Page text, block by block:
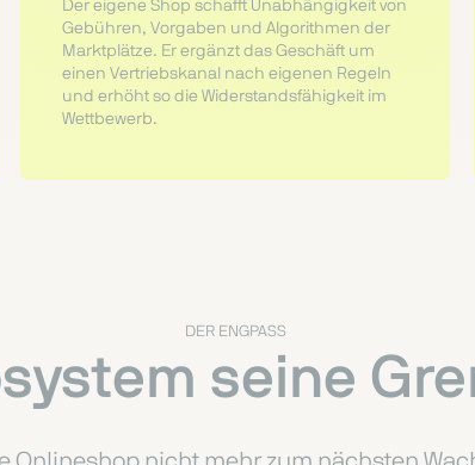
Der eigene Shop schafft Unabhängigkeit von
Gebühren, Vorgaben und Algorithmen der
Marktplätze. Er ergänzt das Geschäft um
einen Vertriebskanal nach eigenen Regeln
und erhöht so die Widerstandsfähigkeit im
Wettbewerb.
DER ENGPASS
seine